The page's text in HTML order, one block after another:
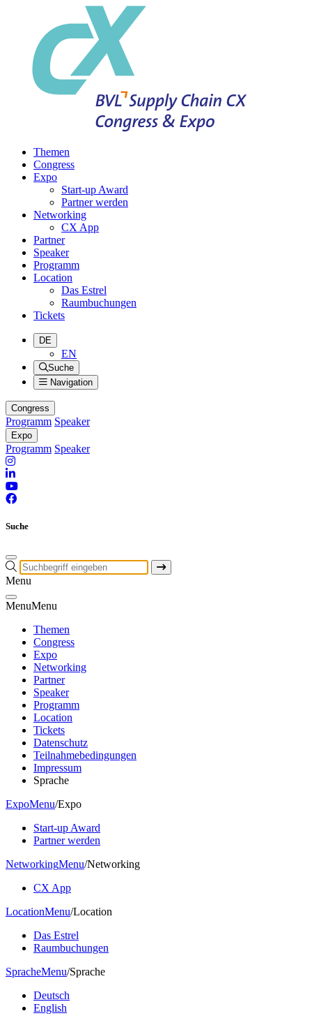
Themen
Congress
Expo
Start-up Award
Partner werden
Networking
CX App
Partner
Speaker
Programm
Location
Das Estrel
Raumbuchungen
Tickets
DE
EN
Suche
Navigation
Congress
Programm Speaker
Expo
Programm Speaker
Suche
Menu
MenuMenu
Themen
Congress
Expo
Networking
Partner
Speaker
Programm
Location
Tickets
Datenschutz
Teilnahmebedingungen
Impressum
Sprache
ExpoMenu/Expo
Start-up Award
Partner werden
NetworkingMenu/Networking
CX App
LocationMenu/Location
Das Estrel
Raumbuchungen
SpracheMenu/Sprache
Deutsch
English